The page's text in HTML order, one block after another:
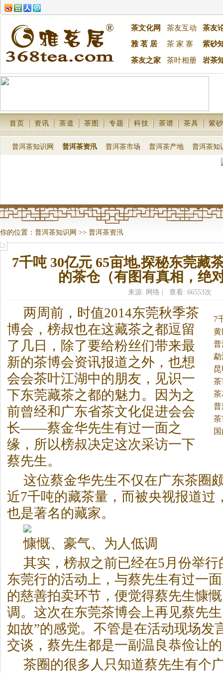
茶文化网 茶友互动
茶友
雅 茗 居
茶 家 寨 紫砂
茶友之家 茶叶相册 岩茶
首页 资讯 茶道 茶图 专题 科技 茶谱 茶具 紫砂
普洱茶知识网 普洱茶资汛 普洱茶市场 普洱茶产地 普洱茶知
你的位置： 普洱茶知识网 >> 普洱茶资汛
7千吨 30亿元 65亩地,探秘东莞藏
的茶仓（有图有真相，绝
来源: 网络 | 查看: 66553次
7
长
此
游
两周前，时值2014东莞秋季茶
博会，榜叔也在这藏茶之都逗留
了几日，除了要给粉丝们带来最
新的茶博会资讯报道之外，也想
会会茶叶江湖中的朋友，见识一
下东莞藏茶之都的魅力。
因为之
前曾经和广东省茶文化促进会会
长——蔡金华先生有过一面之
缘，所以榜叔决定这次采访一下
蔡先生。
这位蔡金华先生不仅在广东茶圈
近7千吨的藏茶量，而被央视报道过
也是著名的藏家。
慷慨、豪气、为人低调
其实，榜叔之前已经在5月份举
东莞行的活动上，与蔡先生有过一
的慈善拍卖环节，便觉得蔡先生慷
调。这次在东莞茶博会上再见蔡先
如故”的感觉。不管是在活动现场发
交谈，蔡先生都是一副温良恭俭让
茶圈的很多人只知道蔡先生有个